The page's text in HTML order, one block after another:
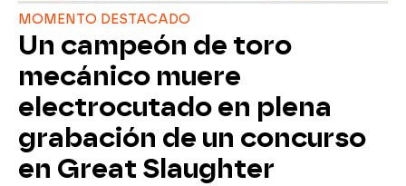
MOMENTO DESTACADO
Un campeón de toro
mecánico muere
electrocutado en plena
grabación de un concurso
en Great Slaughter